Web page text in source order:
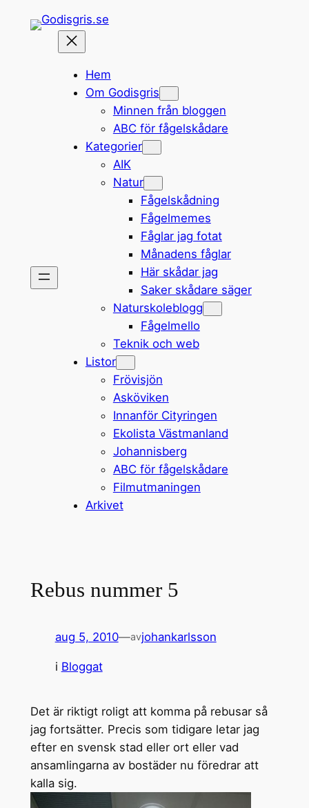
Hem
Om Godisgris
Minnen från bloggen
ABC för fågelskådare
Kategorier
AIK
Natur
Fågelskådning
Fågelmemes
Fåglar jag fotat
Månadens fåglar
Här skådar jag
Saker skådare säger
Naturskoleblogg
Fågelmello
Teknik och web
Listor
Frövisjön
Asköviken
Innanför Cityringen
Ekolista Västmanland
Johannisberg
ABC för fågelskådare
Filmutmaningen
Arkivet
Rebus nummer 5
aug 5, 2010—avjohankarlsson
i Bloggat
Det är riktigt roligt att komma på rebusar så
jag fortsätter. Precis som tidigare letar jag
efter en svensk stad eller ort eller vad
ansamlingarna av bostäder nu föredrar att
kalla sig.